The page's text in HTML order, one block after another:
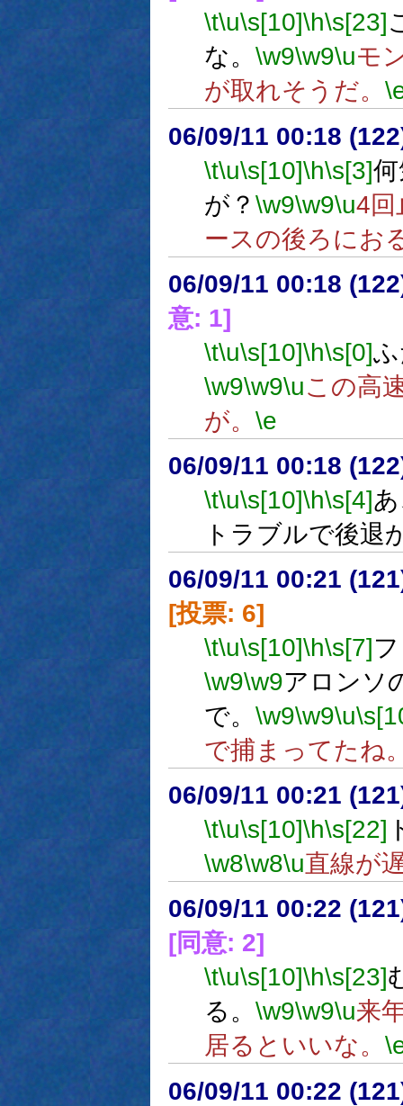
\t\u\s[10]\h\s[23]
な。 \w9\w9\uモ
が取れそうだ。
06/09/11 00:18
\t\u\s[10]\h\s[3]
が？ \w9\w9\u4回
ースの後ろにお
06/09/11 00:18
意: 1]
\t\u\s[10]\h\s[0]
\w9\w9\uこの高
が。 \e
06/09/11 00:18
\t\u\s[10]\h\s[4]
トラブルで後退
06/09/11 00:21
[投票: 6]
\t\u\s[10]\h\s[7]
\w9\w9アロンソ
で。 \w9\w9\u
で捕まってたね
06/09/11 00:21
\t\u\s[10]\h\s[22]
\w8\w8\u直線が
06/09/11 00:22
[同意: 2]
\t\u\s[10]\h\s[23]
る。 \w9\w9\u来
居るといいな。
06/09/11 00:22